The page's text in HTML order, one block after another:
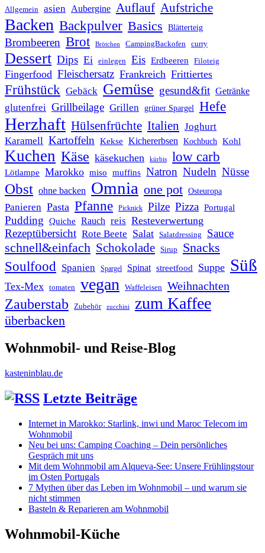
Allgemein asien Aubergine Auflauf Aufstriche
Backen Backpulver Basics Blätterteig
Brombeeren Brot Brötchen CampingBackofen curry
Dessert Dips Ei einlegen Eis Erdbeeren Filoteig
Fingerfood Fleischersatz Frankreich Frittiertes
Frühstück Gebäck Gemüse gesund&fit Getränke
glutenfrei Grillbeilage Grillen grüner Spargel Hefe
Herzhaft Hülsenfrüchte Italien Joghurt
Karamell Kartoffeln Kekse Kichererbsen Kochbuch Kohl
Kuchen Käse käsekuchen kürbis low carb
Lötlampe Marokko miso muffins Natron Nudeln Nüsse
Obst ohne backen Omnia one pot Osteuropa
Panieren Pasta Pfanne Picknick Pilze Pizza Portugal
Pudding Quiche Rauch reis Resteverwertung
Rezeptübersicht Rote Beete Salat Salatdressing Sauce
schnell&einfach Schokolade Sirup Snacks
Soulfood Spanien Spargel Spinat streetfood Suppe Süß
Tex-Mex tomaten vegan Waffeleisen Weihnachten
Zauberstab Zubehör zucchini zum Kaffee
überbacken
Wohnmobil- und Reise-Blog
kasteninblau.de
Letzte Beiträge
Internet in Marokko: Starlink, inwi und Maroc Telecom im
Wohnmobil
Neu bei uns: Camping Coaching – Dein persönliches
Gespräch mit uns
Mit dem Wohnmobil am Alqueva-See: Unsere Frühlingstour
im Osten Portugals
7 Mythen über das Leben im Wohnmobil – und warum sie
nicht stimmen
Basteln & Reparieren am Wohnmobil
Wohnmobil-Küche